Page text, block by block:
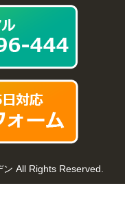
All Rights Reserved.